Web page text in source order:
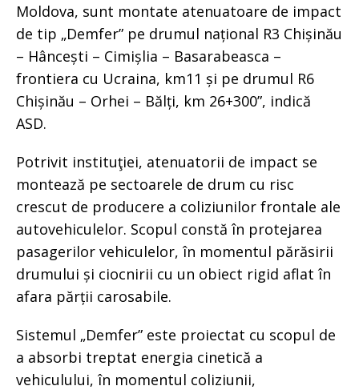
Moldova, sunt montate atenuatoare de impact
de tip „Demfer” pe drumul național R3 Chișinău
– Hâncești – Cimișlia – Basarabeasca –
frontiera cu Ucraina, km11 și pe drumul R6
Chișinău – Orhei – Bălți, km 26+300”, indică
ASD.
Potrivit instituţiei, atenuatorii de impact se
montează pe sectoarele de drum cu risc
crescut de producere a coliziunilor frontale ale
autovehiculelor. Scopul constă în protejarea
pasagerilor vehiculelor, în momentul părăsirii
drumului și ciocnirii cu un obiect rigid aflat în
afara părții carosabile.
Sistemul „Demfer” este proiectat cu scopul de
a absorbi treptat energia cinetică a
vehiculului, în momentul coliziunii,